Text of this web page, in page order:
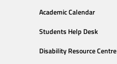
Academic Calendar
Students Help Desk
Disability Resource Centre